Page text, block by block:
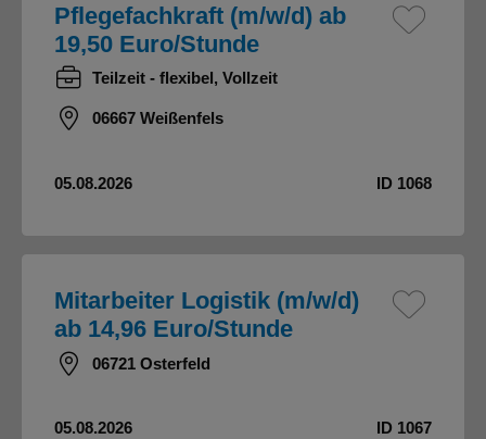
Pflegefachkraft (m/w/d) ab
19,50 Euro/Stunde
Teilzeit - flexibel, Vollzeit
06667 Weißenfels
05.08.2026 ID 1068
Mitarbeiter Logistik (m/w/d)
ab 14,96 Euro/Stunde
06721 Osterfeld
05.08.2026 ID 1067